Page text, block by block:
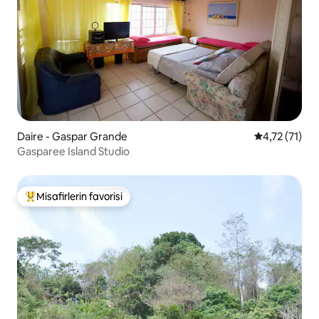
Daire - Gaspar Grande 5 üzerinden
4,72 (71)
Gasparee Island Studio
Misafirlerin favorilerinden en beğenilenler arasında
Misafirlerin favorisi